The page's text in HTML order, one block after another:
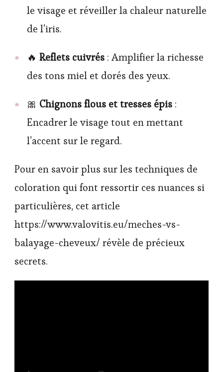
le visage et réveiller la chaleur naturelle
de l’iris.
🔥 Reflets cuivrés : Amplifier la richesse
des tons miel et dorés des yeux.
🎀 Chignons flous et tresses épis :
Encadrer le visage tout en mettant
l’accent sur le regard.
Pour en savoir plus sur les techniques de
coloration qui font ressortir ces nuances si
particulières, cet article
https://www.valovitis.eu/meches-vs-
balayage-cheveux/ révèle de précieux
secrets.